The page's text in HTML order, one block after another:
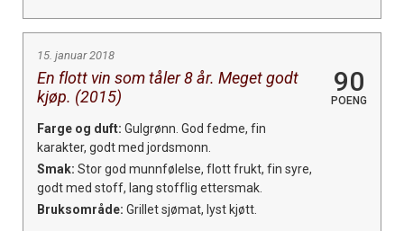
15. januar 2018
En flott vin som tåler 8 år. Meget godt
kjøp. (2015)
90
POENG
Farge og duft: Gulgrønn. God fedme, fin
karakter, godt med jordsmonn.
Smak: Stor god munnfølelse, flott frukt, fin syre,
godt med stoff, lang stofflig ettersmak.
Bruksområde: Grillet sjømat, lyst kjøtt.